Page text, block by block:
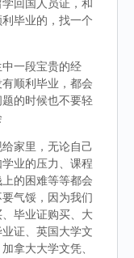
回国人员证，和
毕业的，找一个
一段宝贵的经
顺利毕业，都会
的时候也不要轻
家里，无论自己
业的压力、课程
的困难等等都会
气馁，因为我们
毕业证购买、大
证、英国大学文
拿大大学文凭、